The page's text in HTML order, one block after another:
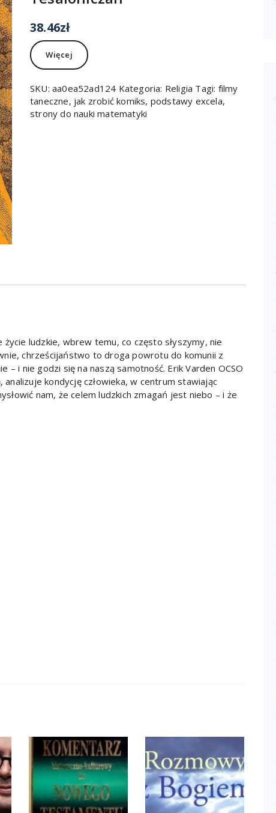
38.46zł
Więcej
SKU: aa0ea52ad124 Kategoria: Religia Tagi: filmy
taneczne, jak zrobić komiks, podstawy excela,
strony do nauki matematyki
ludzkie, wbrew temu, co często słyszymy, nie
chrześcijaństwo to droga powrotu do komunii z
i nie godzi się na naszą samotność. Erik Varden OCSO
kondycję człowieka, w centrum stawiając
nam, że celem ludzkich zmagań jest niebo – i że